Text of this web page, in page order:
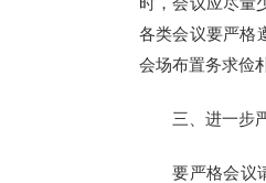
各类会议要严格
会场布置务求俭
三、进一步
要严格会议